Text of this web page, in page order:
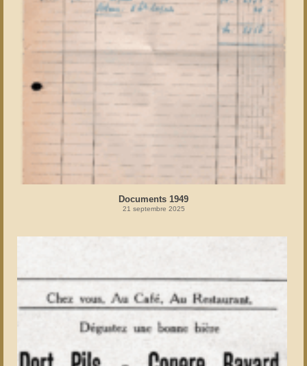
Documents 1949
21 septembre 2025